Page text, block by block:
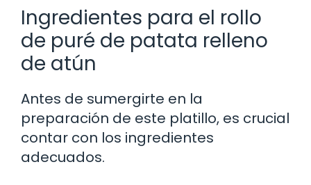
Ingredientes para el rollo
de puré de patata relleno
de atún
Antes de sumergirte en la
preparación de este platillo, es crucial
contar con los ingredientes
adecuados.